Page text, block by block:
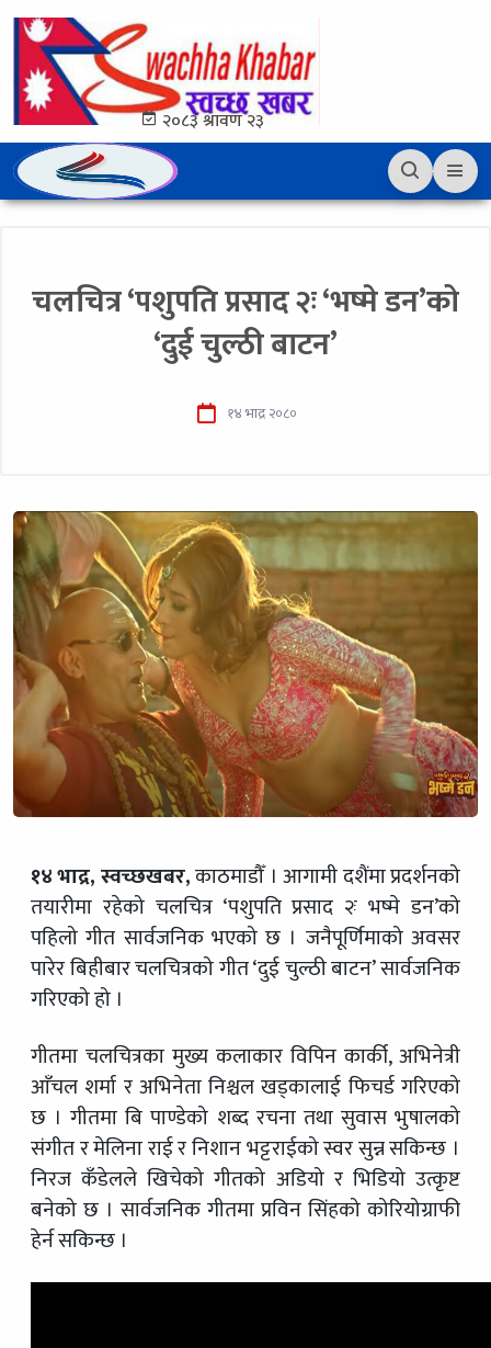
२०८३ श्रावण २३
चलचित्र ‘पशुपति प्रसाद २ः ‘भष्मे डन’को
‘दुई चुल्ठी बाटन’
१४ भाद्र २०८०
१४ भाद्र, स्वच्छखबर,काठमाडौँ । आगामी दशैंमा प्रदर्शनको
तयारीमा रहेको चलचित्र ‘पशुपति प्रसाद २ः भष्मे डन’को
पहिलो गीत सार्वजनिक भएको छ । जनैपूर्णिमाको अवसर
पारेर बिहीबार चलचित्रको गीत ‘दुई चुल्ठी बाटन’ सार्वजनिक
गरिएको हो ।
गीतमा चलचित्रका मुख्य कलाकार विपिन कार्की, अभिनेत्री
आँचल शर्मा र अभिनेता निश्चल खड्कालाई फिचर्ड गरिएको
छ । गीतमा बि पाण्डेको शब्द रचना तथा सुवास भुषालको
संगीत र मेलिना राई र निशान भट्टराईको स्वर सुन्न सकिन्छ ।
निरज कँडेलले खिचेको गीतको अडियो र भिडियो उत्कृष्ट
बनेको छ । सार्वजनिक गीतमा प्रविन सिंहको कोरियोग्राफी
हेर्न सकिन्छ ।